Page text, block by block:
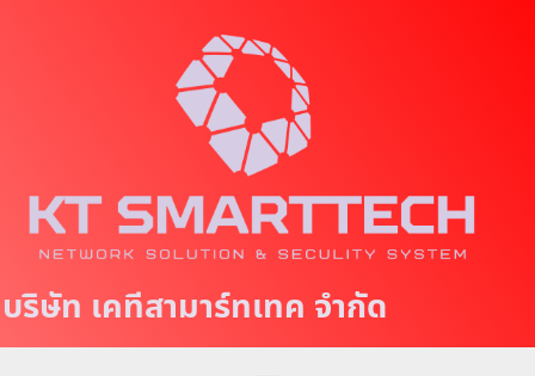
eบริษัท เคทีสามาร์ทเทค จำกัด
a
n
M
e